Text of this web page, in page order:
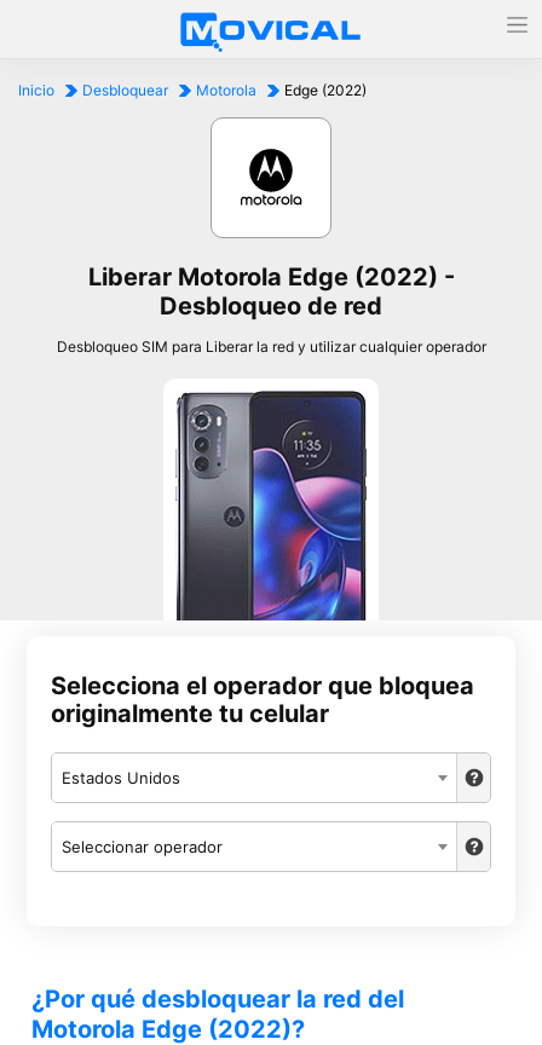
Inicio Desbloquear Motorola Edge (2022)
Liberar Motorola Edge (2022) -
Desbloqueo de red
Desbloqueo SIM para Liberar la red y utilizar cualquier operador
Selecciona el operador que bloquea
originalmente tu celular
Estados Unidos
Seleccionar operador
¿Por qué desbloquear la red del
Motorola Edge (2022)?